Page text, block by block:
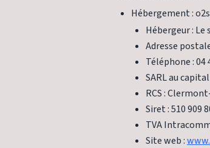
Hébergement :
Hébergeur :
Adresse
Téléphone : 04
SARL au
RCS :
Siret : 510 909
TVA
Site web :